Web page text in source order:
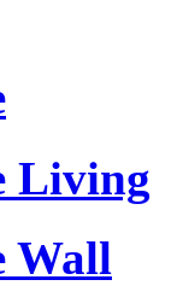
Living
Wall